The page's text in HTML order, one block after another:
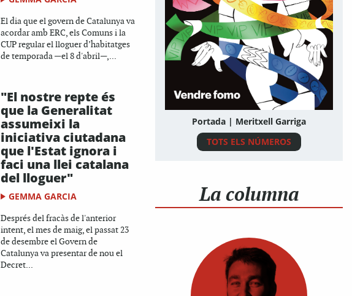
El dia que el govern de Catalunya va
acordar amb ERC, els Comuns i la
CUP regular el lloguer d’habitatges
de temporada —el 8 d'abril—,...
"El nostre repte és
que la Generalitat
assumeixi la
iniciativa ciutadana
que l'Estat ignora i
faci una llei catalana
del lloguer"
GEMMA GARCIA
Després del fracàs de l'anterior
intent, el mes de maig, el passat 23
de desembre el Govern de
Catalunya va presentar de nou el
Decret...
Portada | Meritxell Garriga
TOTS ELS NÚMEROS
La columna